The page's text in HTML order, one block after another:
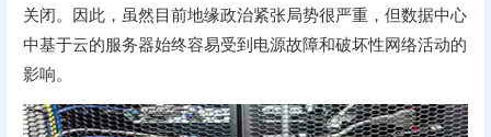
关闭。因此，虽然目前地缘政治紧张局势很严重，但数据中心
中基于云的服务器始终容易受到电源故障和破坏性网络活动的
影响。